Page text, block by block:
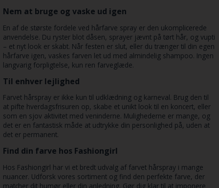
Nem at bruge og vaske ud igen
En af de største fordele ved hårfarve spray er den ukomplicerede
anvendelse. Du ryster blot dåsen, sprayer jævnt på tørt hår, og vupti
– et nyt look er skabt. Når festen er slut, eller du trænger til din egen
hårfarve igen, vaskes farven let ud med almindelig shampoo. Ingen
langvarig forpligtelse, kun ren farveglæde.
Til enhver lejlighed
Farvet hårspray er ikke kun til udklædning og karneval. Brug den til
at pifte hverdagsfrisuren op, skabe et unikt look til en koncert, eller
som en sjov aktivitet med veninderne. Mulighederne er mange, og
det er en fantastisk måde at udtrykke din personlighed på, uden at
det er permanent.
Find din farve hos Fashiongirl
Hos Fashiongirl har vi et bredt udvalg af farvet hårspray i mange
nuancer. Udforsk vores sortiment og find den perfekte farve, der
matcher dit humør eller din anledning. Gør dig klar til at imponere